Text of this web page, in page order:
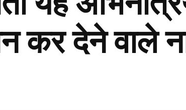
कर देने वाले